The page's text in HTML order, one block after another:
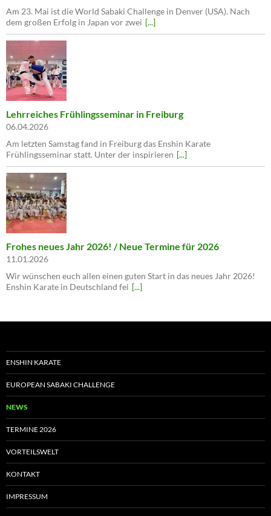
Am 23. Mai ist die World Sabaki Challenge in Denver (USA). Nach
dem großen Erfolg in Japan vor zwei [...]
Lehrreiches Frühlingsseminar in Freiburg
06.04.2026
Am letzten Samstag fand in Freiburg das Enshin Karate
Frühlingsseminar statt. Unter der inspirieren [...]
Frohes neues Jahr 2026! / Neue Termine für 2026
11.01.2026
Wir wünschen euch allen einen guten Start in das neues Jahr 2026!
Enshin Karate in Deutschland fei [...]
ENSHIN KARATE
EUROPEAN SABAKI CHALLENGE
NEWS
TERMINE 2026
VORTEILSWELT
KONTAKT
IMPRESSUM